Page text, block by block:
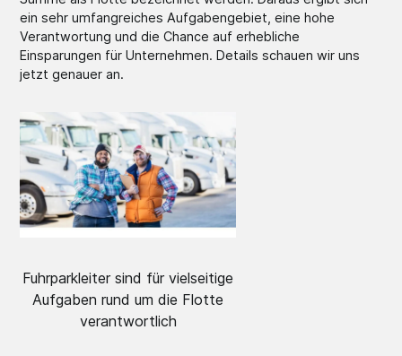
ein sehr umfangreiches Aufgabengebiet, eine hohe
Verantwortung und die Chance auf erhebliche
Einsparungen für Unternehmen. Details schauen wir uns
jetzt genauer an.
Fuhrparkleiter sind für vielseitige
Aufgaben rund um die Flotte
verantwortlich